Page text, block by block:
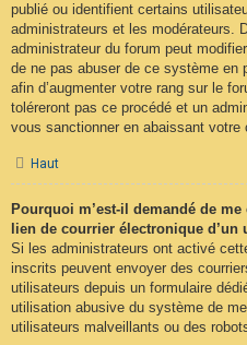
publié ou identifient certains
administrateurs et les modérateurs.
administrateur du forum peut
de ne pas abuser de ce système en
afin d’augmenter votre rang sur le
toléreront pas ce procédé et un
vous sanctionner en abaissant votre
Haut
Pourquoi m’est-il demandé de
lien de courrier électronique d’un
Si les administrateurs ont activé
inscrits peuvent envoyer des
utilisateurs depuis un formulaire
utilisation abusive du système de
utilisateurs malveillants ou des